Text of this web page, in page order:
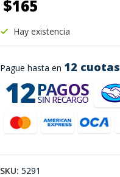
$165
Pague hasta en 12 cuotas
Hay existencia
SKU: 5291